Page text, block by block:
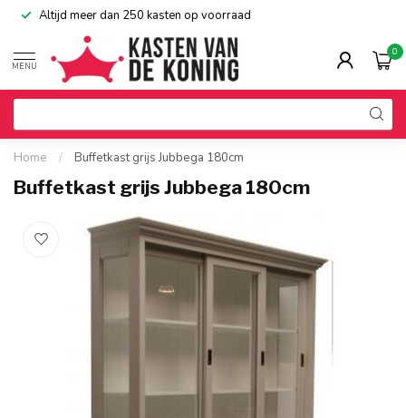
Altijd meer dan 250 kasten op voorraad
MENU
0
Home / Buffetkast grijs Jubbega 180cm
Buffetkast grijs Jubbega 180cm